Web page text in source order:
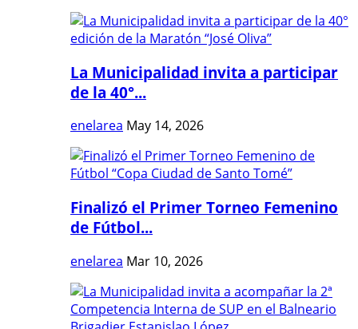
La Municipalidad invita a participar
de la 40°...
enelarea May 14, 2026
Finalizó el Primer Torneo Femenino
de Fútbol...
enelarea Mar 10, 2026